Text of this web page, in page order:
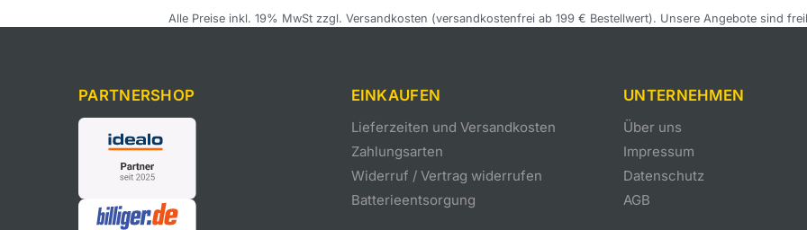
Alle Preise inkl. 19% MwSt zzgl. Versandkosten (versandkostenfrei ab 199 € Bestellwert). Unsere Angebote sind
PARTNERSHOP EINKAUFEN
Lieferzeiten und Versandkosten
Zahlungsarten
Widerruf / Vertrag widerrufen
Batterieentsorgung
UNTERNEHMEN
Über uns
Impressum
Datenschutz
AGB